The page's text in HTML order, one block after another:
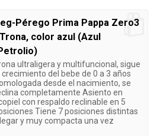
Pérego Prima Pappa Zero3
color azul (Azul
ultraligera y multifuncional, sigue
crecimiento del bebe de 0 a 3 años
desde el nacimiento, se
completamente Asiento en
con respaldo reclinable en 5
Tiene 7 posiciones distintas
y muy compacta una vez